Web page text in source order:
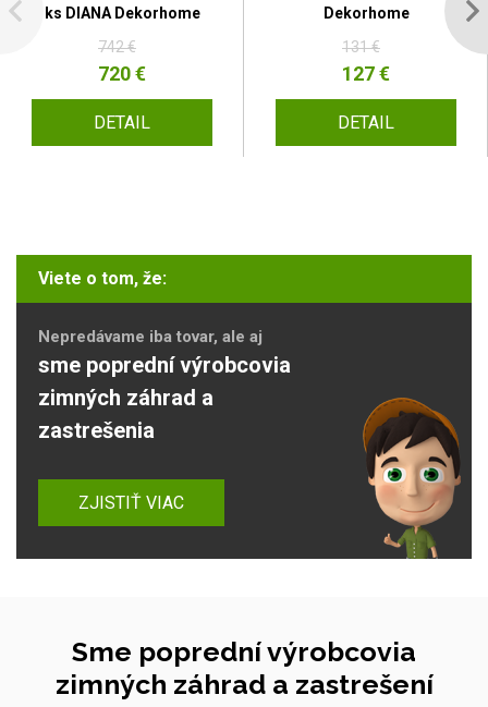
ks DIANA Dekorhome
742 €
720 €
DETAIL
Dekorhome
131 €
127 €
DETAIL
Viete o tom, že:
Nepredávame iba tovar, ale aj
sme poprední výrobcovia
zimných záhrad a
zastrešenia
ZJISTIŤ VIAC
Sme poprední výrobcovia
zimných záhrad a zastrešení